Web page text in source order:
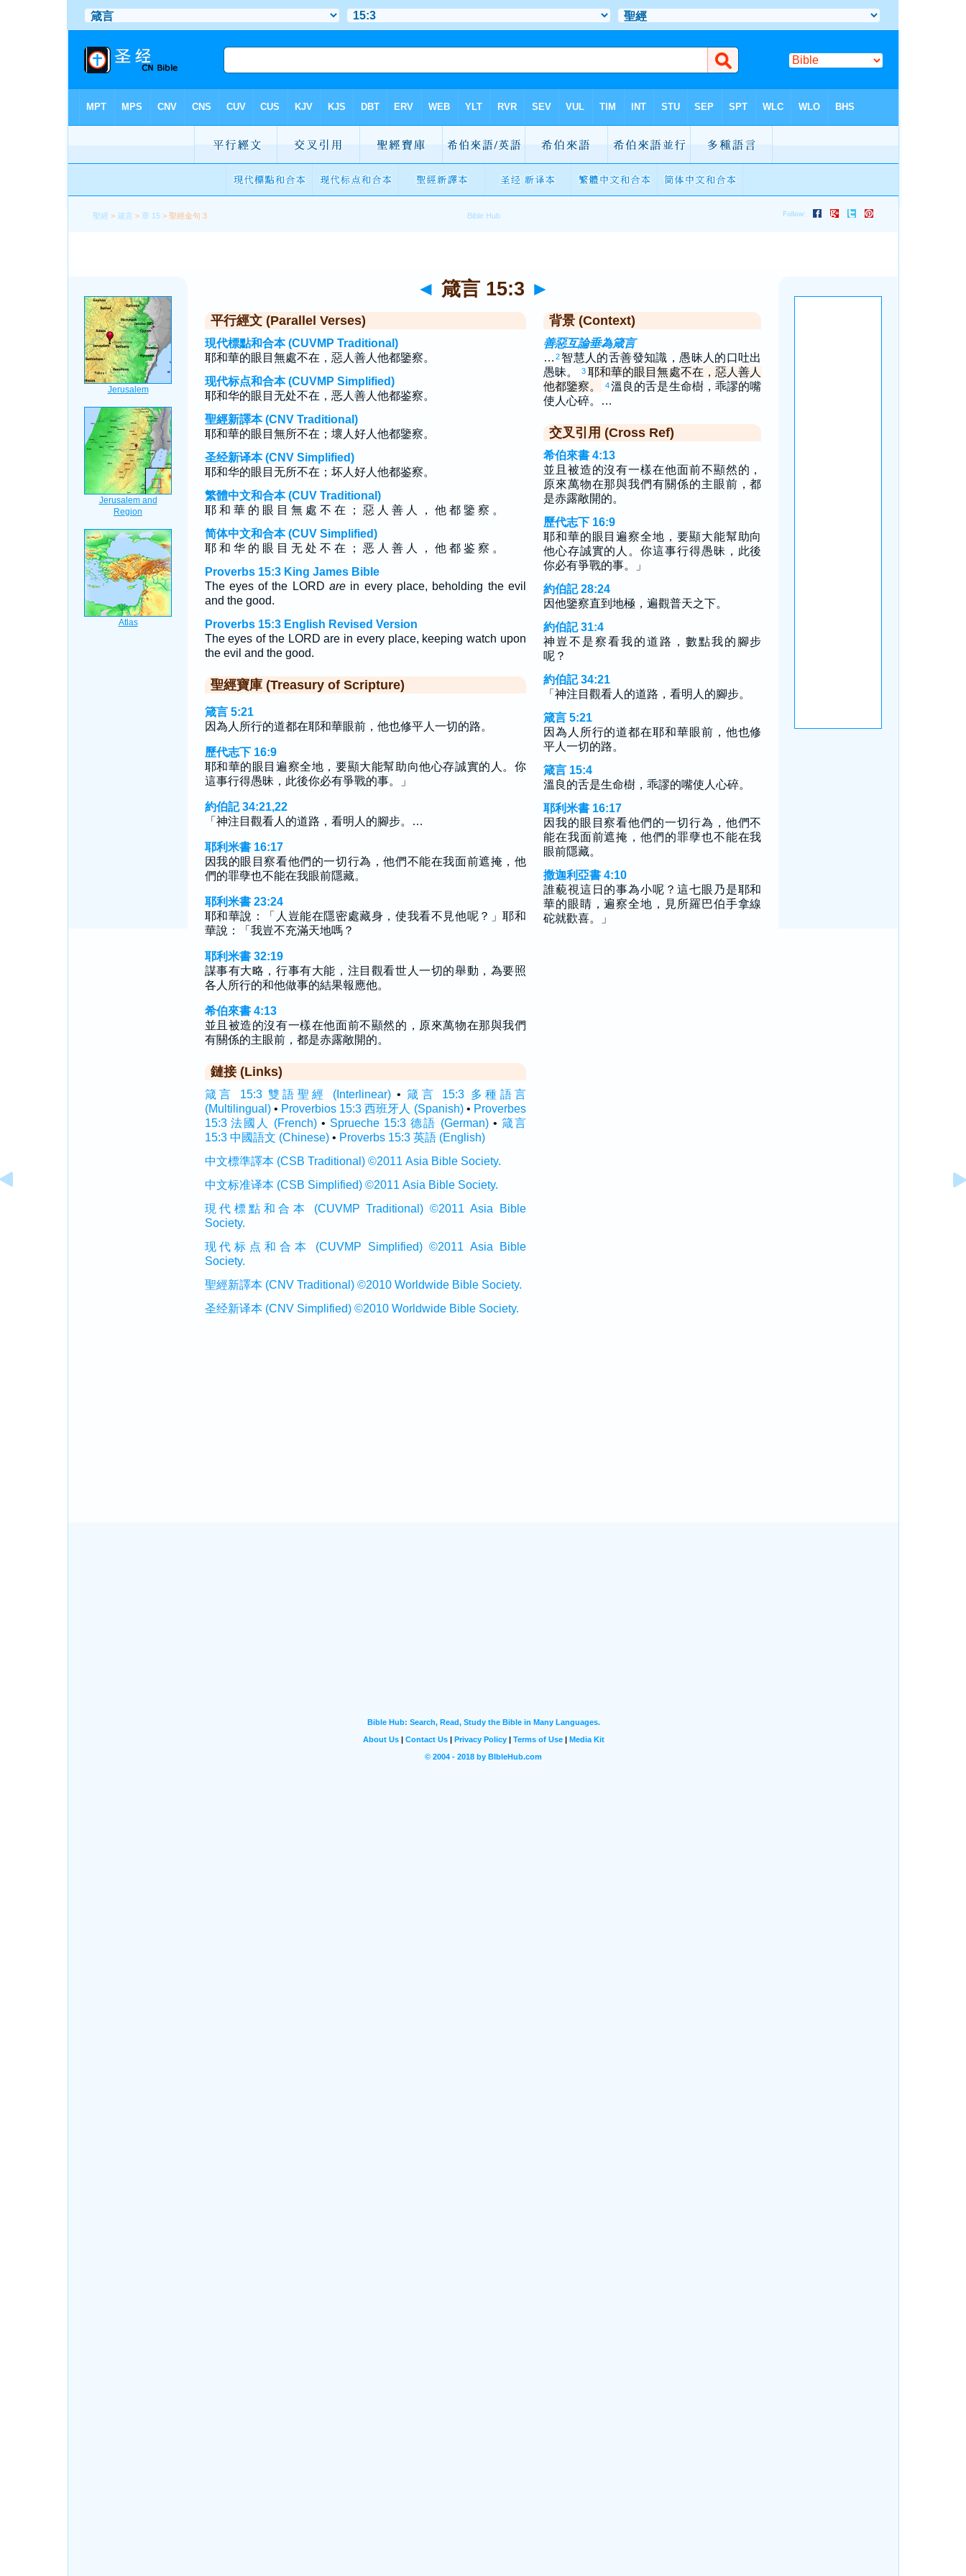
聖經 >箴言 > 章 15 > 聖經金句 3
◄ 箴言 15:3 ►
平行經文 (Parallel Verses)
現代標點和合本 (CUVMP Traditional)
耶和華的眼目無處不在，惡人善人他都鑒察。
现代标点和合本 (CUVMP Simplified)
耶和华的眼目无处不在，恶人善人他都鉴察。
聖經新譯本 (CNV Traditional)
耶和華的眼目無所不在；壞人好人他都鑒察。
圣经新译本 (CNV Simplified)
耶和华的眼目无所不在；坏人好人他都鉴察。
繁體中文和合本 (CUV Traditional)
耶 和 華 的 眼 目 無 處 不 在 ； 惡 人 善 人 ， 他 都 鑒 察 。
简体中文和合本 (CUV Simplified)
耶 和 华 的 眼 目 无 处 不 在 ； 恶 人 善 人 ， 他 都 鉴 察 。
Proverbs 15:3 King James Bible
The eyes of the LORDare in every place, beholding the evil
and the good.
Proverbs 15:3 English Revised Version
The eyes of the LORD are in every place, keeping watch upon
the evil and the good.
聖經寶庫 (Treasury of Scripture)
箴言 5:21
因為人所行的道都在耶和華眼前，他也修平人一切的路。
歷代志下 16:9
耶和華的眼目遍察全地，要顯大能幫助向他心存誠實的人。你
這事行得愚昧，此後你必有爭戰的事。」
約伯記 34:21,22
「神注目觀看人的道路，看明人的腳步。…
耶利米書 16:17
因我的眼目察看他們的一切行為，他們不能在我面前遮掩，他
們的罪孽也不能在我眼前隱藏。
耶利米書 23:24
耶和華說：「人豈能在隱密處藏身，使我看不見他呢？」耶和
華說：「我豈不充滿天地嗎？
耶利米書 32:19
謀事有大略，行事有大能，注目觀看世人一切的舉動，為要照
各人所行的和他做事的結果報應他。
希伯來書 4:13
並且被造的沒有一樣在他面前不顯然的，原來萬物在那與我們
有關係的主眼前，都是赤露敞開的。
鏈接 (Links)
箴言 15:3 雙語聖經 (Interlinear)•箴言 15:3 多種語言
(Multilingual)• Proverbios 15:3 西班牙人 (Spanish)• Proverbes
15:3 法國人 (French) • Sprueche 15:3 德語 (German) • 箴言
15:3 中國語文 (Chinese)• Proverbs 15:3 英語 (English)
中文標準譯本 (CSB Traditional) ©2011 Asia Bible Society.
中文标准译本 (CSB Simplified) ©2011 Asia Bible Society.
現代標點和合本 (CUVMP Traditional) ©2011 Asia Bible
Society.
现代标点和合本 (CUVMP Simplified) ©2011 Asia Bible
Society.
聖經新譯本 (CNV Traditional) ©2010 Worldwide Bible Society.
圣经新译本 (CNV Simplified) ©2010 Worldwide Bible Society.
背景 (Context)
善惡互論垂為箴言
… 2 智慧人的舌善發知識，愚昧人的口吐出
愚昧。
3 耶和華的眼目無處不在，惡人善人
他都鑒察。
4溫良的舌是生命樹，乖謬的嘴
使人心碎。…
交叉引用 (Cross Ref)
希伯來書 4:13
並且被造的沒有一樣在他面前不顯然的，
原來萬物在那與我們有關係的主眼前，都
是赤露敞開的。
歷代志下 16:9
耶和華的眼目遍察全地，要顯大能幫助向
他心存誠實的人。你這事行得愚昧，此後
你必有爭戰的事。」
約伯記 28:24
因他鑒察直到地極，遍觀普天之下。
約伯記 31:4
神豈不是察看我的道路，數點我的腳步
呢？
約伯記 34:21
「神注目觀看人的道路，看明人的腳步。
箴言 5:21
因為人所行的道都在耶和華眼前，他也修
平人一切的路。
箴言 15:4
溫良的舌是生命樹，乖謬的嘴使人心碎。
耶利米書 16:17
因我的眼目察看他們的一切行為，他們不
能在我面前遮掩，他們的罪孽也不能在我
眼前隱藏。
撒迦利亞書 4:10
誰藐視這日的事為小呢？這七眼乃是耶和
華的眼睛，遍察全地，見所羅巴伯手拿線
砣就歡喜。」